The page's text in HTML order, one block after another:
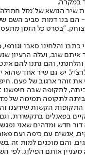
במקרה.
הנושא של 'מזל
- הם בנו דמות סביב השם
"בסרט כל הזמן
והלחינו סאבו
איתם שוב, ועלה הרעיון
והם נתנו להם
יש גם שיר אחד שהוא
את זוהר ארגוב של פעם.
לתקופה שבה חיפשנו
לתקופה תמימה של
הקשות שידענו
בפאנלים בתקשורת,
חדש ומדהים שאני
אנשים עם כיפה ועם
והם מוכנים למות זה
מעניין אותם הפילוג. לפי